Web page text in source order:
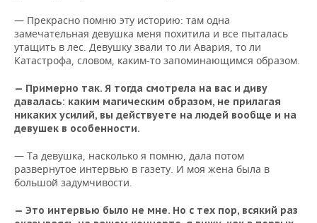
— Прекрасно помню эту историю: там одна
замечательная девушка меня похитила и все пыталась
утащить в лес. Девушку звали то ли Авария, то ли
Катастрофа, словом, каким-то запоминающимся образом.
— Примерно так. Я тогда смотрела на вас и диву
давалась: каким магическим образом, не прилагая
никаких усилий, вы действуете на людей вообще и на
девушек в особенности.
— Та девушка, насколько я помню, дала потом
развернутое интервью в газету. И моя жена была в
большой задумчивости.
— Это интервью было не мне. Но с тех пор, всякий раз